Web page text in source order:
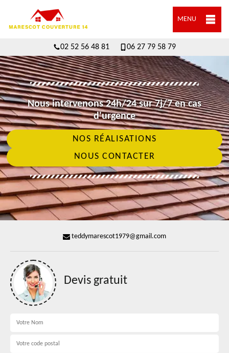
MENU
02 52 56 48 81 06 27 79 58 79
Nous intervenons 24h/24 sur 7j/7 en cas
d'urgence
NOS RÉALISATIONS
NOUS CONTACTER
teddymarescot1979@gmail.com
Devis gratuit